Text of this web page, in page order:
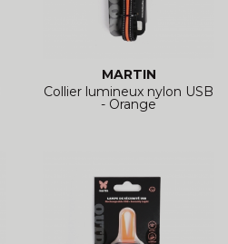
MARTIN
Collier lumineux nylon USB
- Orange